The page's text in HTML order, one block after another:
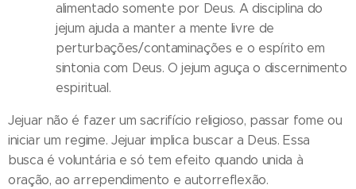
alimentado somente por Deus. A disciplina do
jejum ajuda a manter a mente livre de
perturbações/contaminações e o espírito em
sintonia com Deus. O jejum aguça o discernimento
espiritual.
Jejuar não é fazer um sacrifício religioso, passar fome ou
iniciar um regime. Jejuar implica buscar a Deus. Essa
busca é voluntária e só tem efeito quando unida à
oração, ao arrependimento e autorreflexão.